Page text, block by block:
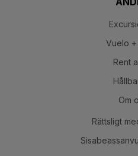
Vuelo
Rent
Om
Rättsligt